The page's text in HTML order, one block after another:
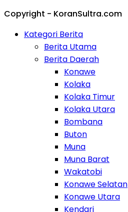
Copyright - KoranSultra.com
Kategori Berita
Berita Utama
Berita Daerah
Konawe
Kolaka
Kolaka Timur
Kolaka Utara
Bombana
Buton
Muna
Muna Barat
Wakatobi
Konawe Selatan
Konawe Utara
Kendari